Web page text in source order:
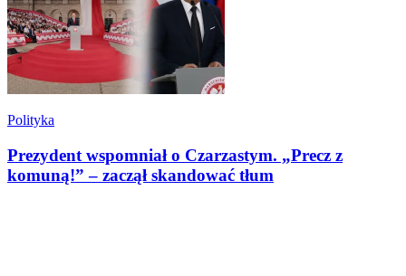
Polityka
Prezydent wspomniał o Czarzastym. „Precz z
komuną!” – zaczął skandować tłum